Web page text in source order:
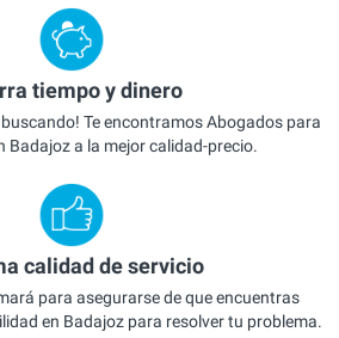
tiempo y dinero
Te encontramos Abogados para
Badajoz a la mejor calidad-precio.
calidad de servicio
para asegurarse de que encuentras
en Badajoz para resolver tu problema.